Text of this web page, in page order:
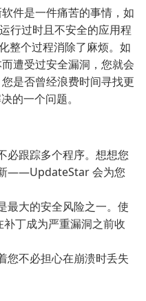
件是一件痛苦的事情，如
行过时且不安全的应用程
整个过程消除了麻烦。如
遭受过安全漏洞，您就会
是否曾经浪费时间寻找更
的一个问题。
必跟踪多个程序。想想您
——UpdateStar 会为您
最大的安全风险之一。使
丁成为严重漏洞之前收
您不必担心在崩溃时丢失